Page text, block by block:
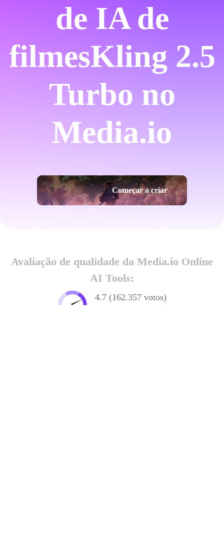
de IA de
filmesKling 2.5
Turbo no
Media.io
Começar a criar
Avaliação de qualidade da Media.io Online
AI Tools:
4.7 (162.357 votos)